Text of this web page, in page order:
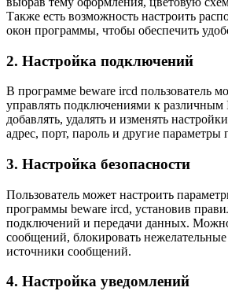
Также есть возможность настроить
окон программы, чтобы обеспечить
2. Настройка подключений
В программе beware ircd пользователь
управлять подключениями к
добавлять, удалять и изменять
адрес, порт, пароль и другие параметры
3. Настройка безопасности
Пользователь может настроить
программы beware ircd, установив
подключений и передачи данных.
сообщений, блокировать
источники сообщений.
4. Настройка уведомлений